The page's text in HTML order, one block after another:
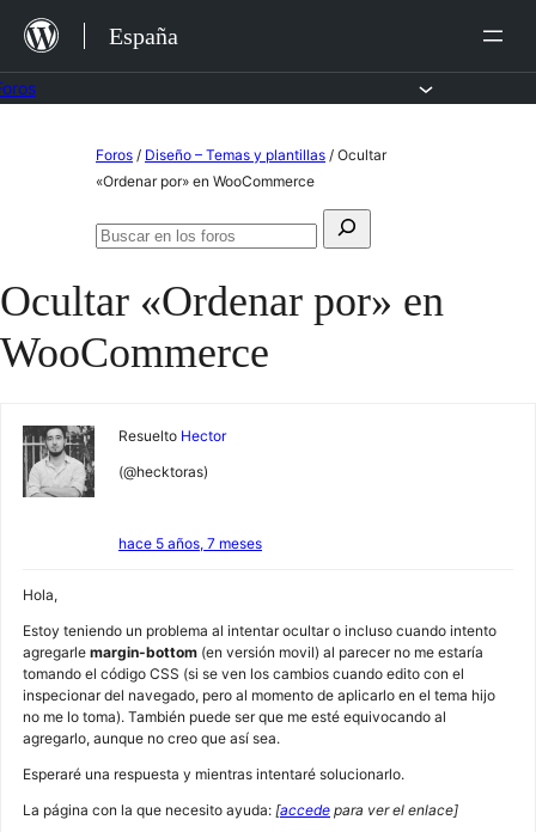
Saltar
contenido
España
Foros / Diseño – Temas y plantillas / Ocultar
«Ordenar por» en WooCommerce
Buscar:
Buscar
foros
Ocultar «Ordenar por» en
WooCommerce
Resuelto Hector
(@hecktoras)
hace 5 años, 7 meses
Hola,
Estoy teniendo un problema al intentar ocultar o incluso cuando intento
agregarle margin-bottom (en versión movil) al parecer no me estaría
tomando el código CSS (si se ven los cambios cuando edito con el
inspecionar del navegado, pero al momento de aplicarlo en el tema hijo
no me lo toma). También puede ser que me esté equivocando al
agregarlo, aunque no creo que así sea.
Esperaré una respuesta y mientras intentaré solucionarlo.
La página con la que necesito ayuda: [accede para ver el enlace]